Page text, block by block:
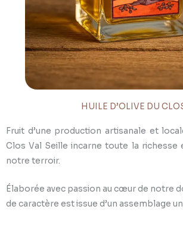
HUILE D’OLIVE DU
Fruit d’une production artisanale et
Clos Val Seille incarne toute la richesse
notre terroir.
Élaborée avec passion au cœur de notre
de caractère est issue d’un assemblage